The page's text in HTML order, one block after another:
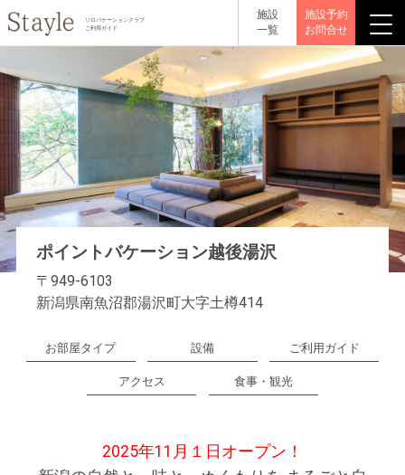
リロバケーションクラブ
ご利用ガイド
施設
一覧
施設予約
お問合せ
ポイントバケーション越後湯沢
〒949-6103
新潟県南魚沼郡湯沢町大字土樽414
お部屋タイプ 設備 ご利用ガイド
アクセス 食事・観光
2025年11月１日オープン！